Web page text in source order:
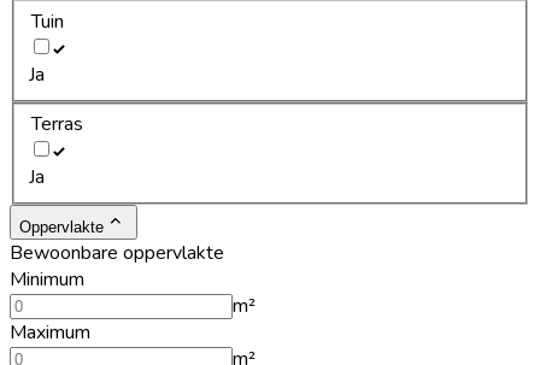
Tuin
Ja
Terras
Ja
Oppervlakte
Bewoonbare oppervlakte
Minimum
m²
Maximum
m²